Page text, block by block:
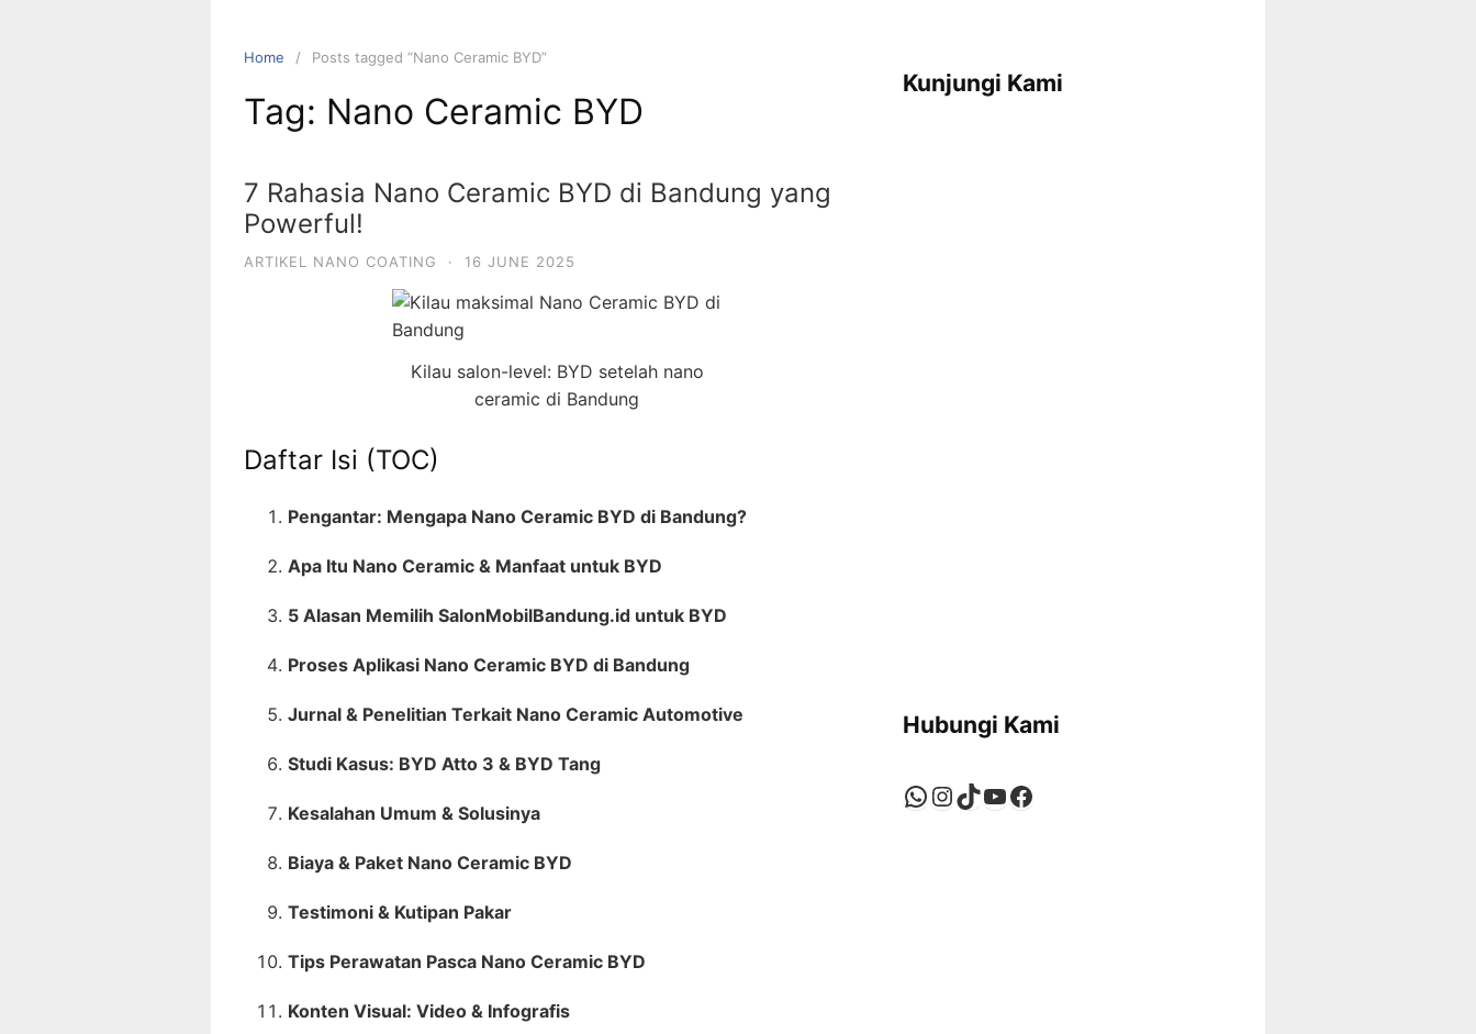
Home Posts tagged “Nano Ceramic BYD”
Tag: Nano Ceramic BYD
7 Rahasia Nano Ceramic BYD di Bandung yang
Powerful!
ARTIKEL NANO COATING · 16 JUNE 2025
Kilau salon-level: BYD setelah nano
ceramic di Bandung
Daftar Isi (TOC)
Pengantar: Mengapa Nano Ceramic BYD di Bandung?
Apa Itu Nano Ceramic & Manfaat untuk BYD
5 Alasan Memilih SalonMobilBandung.id untuk BYD
Proses Aplikasi Nano Ceramic BYD di Bandung
Jurnal & Penelitian Terkait Nano Ceramic Automotive
Studi Kasus: BYD Atto 3 & BYD Tang
Kesalahan Umum & Solusinya
Biaya & Paket Nano Ceramic BYD
Testimoni & Kutipan Pakar
Tips Perawatan Pasca Nano Ceramic BYD
Konten Visual: Video & Infografis
Kunjungi Kami
Hubungi Kami
WhatsApp
Instagram
TikTok
YouTube
Facebook